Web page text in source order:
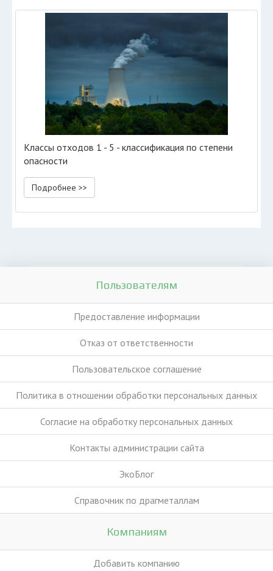
Классы отходов 1 - 5 - классификация по степени
опасности
Подробнее >>
Пользователям
Предоставление информации
Отказ от ответственности
Пользовательское соглашение
Политика в отношении обработки персональных данных
Согласие на обработку персональных данных
Контакты администрации сайта
ЭкоБлог
Справочник по драгметаллам
Компаниям
Добавить компанию